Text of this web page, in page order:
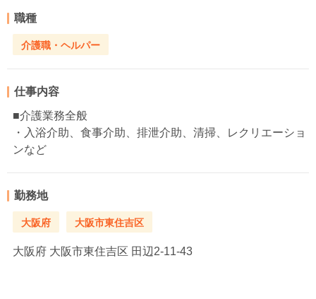
職種
介護職・ヘルパー
仕事内容
■介護業務全般
・入浴介助、食事介助、排泄介助、清掃、レクリエーショ
ンなど
勤務地
大阪府 大阪市東住吉区
大阪府 大阪市東住吉区 田辺2-11-43